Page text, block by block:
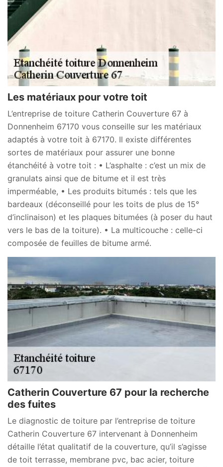
Les matériaux pour votre toit
L’entreprise de toiture Catherin Couverture 67 à
Donnenheim 67170 vous conseille sur les matériaux
adaptés à votre toit à 67170. Il existe différentes
sortes de matériaux pour assurer une bonne
étanchéité à votre toit : • L’asphalte : c’est un mix de
granulats ainsi que de bitume et il est très
imperméable, • Les produits bitumés : tels que les
bardeaux (déconseillé pour les toits de plus de 15°
d’inclinaison) et les plaques bitumées (à poser du haut
vers le bas de la toiture). • La multicouche : celle-ci
composée de feuilles de bitume armé.
Catherin Couverture 67 pour la recherche
des fuites
Le diagnostic de toiture par l’entreprise de toiture
Catherin Couverture 67 intervenant à Donnenheim
détaille l’état qualitatif de la couverture, qu’il s’agisse
de toit terrasse, membrane pvc, bac acier, toiture